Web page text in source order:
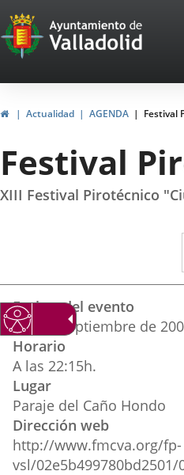
Portal
Web
del
de
Valladolid
HomeActualidad AGENDA Festival
Festival
XIII Festival Pirotécnico
del
evento
Fechas del evento
7al septiembre de
Horario
A las 22:15h.
Lugar
Paraje del Caño Hondo
Dirección web
http://www.fmcva.org/fp-
vsl/